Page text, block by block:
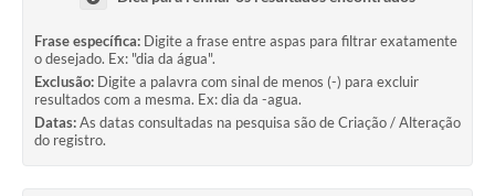
Frase específica: Digite a frase entre aspas para filtrar exatamente
o desejado. Ex: "dia da água".
Exclusão: Digite a palavra com sinal de menos (-) para excluir
resultados com a mesma. Ex: dia da -agua.
Datas:As datas consultadas na pesquisa são de Criação / Alteração
do registro.